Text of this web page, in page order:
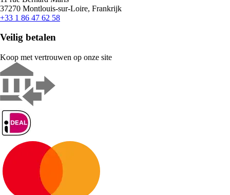
37270 Montlouis-sur-Loire, Frankrijk
+33 1 86 47 62 58
Veilig betalen
Koop met vertrouwen op onze site